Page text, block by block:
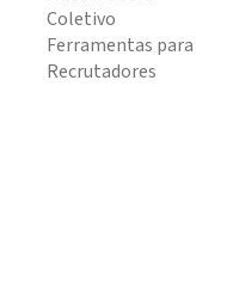
Coletivo
Ferramentas para
Recrutadores